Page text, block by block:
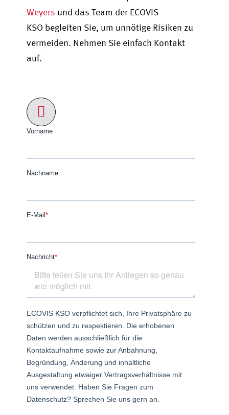
Weyers und das Team der ECOVIS
KSO begleiten Sie, um unnötige Risiken zu
vermeiden. Nehmen Sie einfach Kontakt
auf.